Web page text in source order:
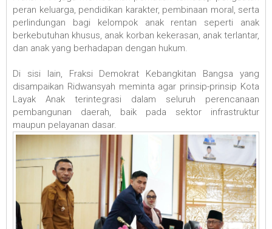
peran keluarga, pendidikan karakter, pembinaan moral, serta
perlindungan bagi kelompok anak rentan seperti anak
berkebutuhan khusus, anak korban kekerasan, anak terlantar,
dan anak yang berhadapan dengan hukum.
Di sisi lain, Fraksi Demokrat Kebangkitan Bangsa yang
disampaikan Ridwansyah meminta agar prinsip-prinsip Kota
Layak Anak terintegrasi dalam seluruh perencanaan
pembangunan daerah, baik pada sektor infrastruktur
maupun pelayanan dasar.